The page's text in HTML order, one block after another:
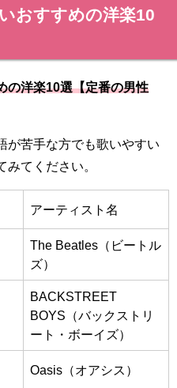
おすすめの洋楽10
の洋楽10選【定番の男性
が苦手な方でも歌いやすい
みてください。
アーティスト名
The Beatles（ビートル
ズ）
BACKSTREET
BOYS（バックストリ
ート・ボーイズ）
Oasis（オアシス）